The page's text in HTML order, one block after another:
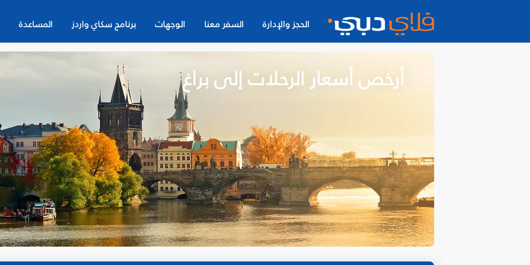
الحجز والإدارة السفر معنا الوجهات برنامج سكاي واردز المساعدة
أرخص أسعار الرحلات إلى براغ